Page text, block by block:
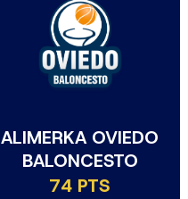
ALIMERKA OVIEDO
BALONCESTO
74 PTS